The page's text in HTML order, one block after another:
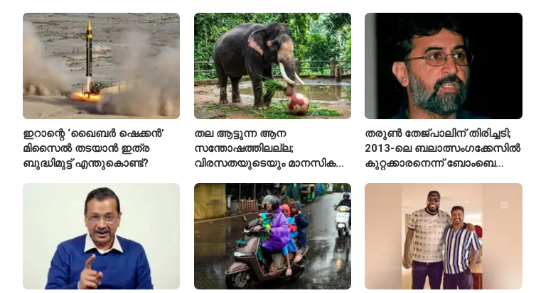
ഇറാന്റെ ‘ഖൈബർ ഷെക്കൻ’
മിസൈൽ തടയാൻ ഇത്ര
ബുദ്ധിമുട്ട് എന്തുകൊണ്ട്?
തല ആട്ടുന്ന ആന
സന്തോഷത്തിലല്ല;
വിരസതയുടെയും മാനസിക
ലക്ഷണമെന്ന് വിദഗ്ധർ
തരുൺ തേജ്പാലിന് തിരിച്ചടി;
2013-ലെ ബലാത്സംഗക്കേസിൽ
കുറ്റക്കാരനെന്ന് ബോംബെ